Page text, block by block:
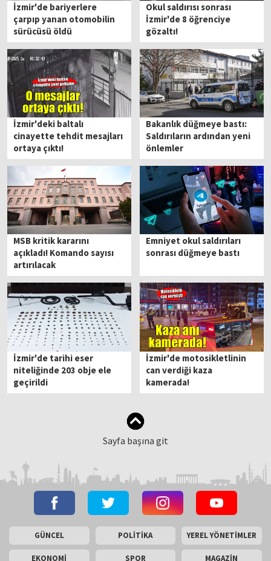
İzmir'de bariyerlere
çarpıp yanan otomobilin
sürücüsü öldü
Okul saldırısı sonrası
İzmir'de 8 öğrenciye
gözaltı!
İzmir'deki baltalı
cinayette tehdit mesajları
ortaya çıktı!
Bakanlık düğmeye bastı:
Saldırıların ardından yeni
önlemler
MSB kritik kararını
açıkladı! Komando sayısı
artırılacak
Emniyet okul saldırıları
sonrası düğmeye bastı
İzmir'de tarihi eser
niteliğinde 203 obje ele
geçirildi
İzmir'de motosikletlinin
can verdiği kaza
kamerada!
Sayfa başına git
GÜNCEL POLİTİKA YEREL YÖNETİMLER
EKONOMİ SPOR MAGAZİN